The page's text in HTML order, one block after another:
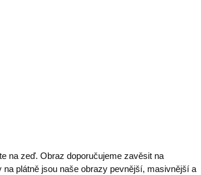
na zeď. Obraz doporučujeme zavěsit na
plátně jsou naše obrazy pevnější, masivnější a